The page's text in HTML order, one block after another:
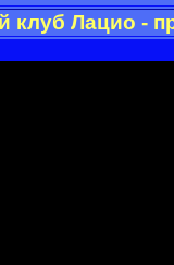
Лацио -